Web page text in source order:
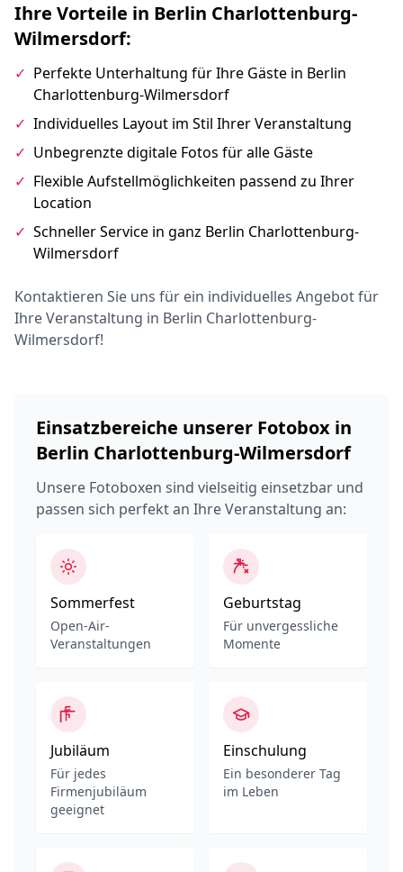
Ihre Vorteile in Berlin Charlottenburg-
Wilmersdorf:
✓ Perfekte Unterhaltung für Ihre Gäste in Berlin
Charlottenburg-Wilmersdorf
✓ Individuelles Layout im Stil Ihrer Veranstaltung
✓ Unbegrenzte digitale Fotos für alle Gäste
✓ Flexible Aufstellmöglichkeiten passend zu Ihrer
Location
✓ Schneller Service in ganz Berlin Charlottenburg-
Wilmersdorf
Kontaktieren Sie uns für ein individuelles Angebot für
Ihre Veranstaltung in Berlin Charlottenburg-
Wilmersdorf!
Einsatzbereiche unserer Fotobox in
Berlin Charlottenburg-Wilmersdorf
Unsere Fotoboxen sind vielseitig einsetzbar und
passen sich perfekt an Ihre Veranstaltung an:
Sommerfest
Open-Air-
Veranstaltungen
Geburtstag
Für unvergessliche
Momente
Jubiläum
Für jedes
Firmenjubiläum
geeignet
Einschulung
Ein besonderer Tag
im Leben